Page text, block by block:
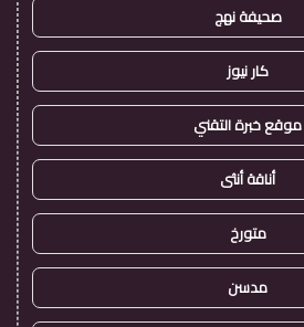
صحيفة نهج
كار نيوز
موقع خبرة التقني
أناقة أنثى
متورخ
مدسن